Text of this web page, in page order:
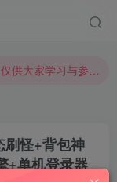
公告。
本网站的文章部分内容可能来源于网络，仅供大家学习与参考，如有侵权，请联系站长QQ466107887进行删除处理。
刷怪+背包神
+单机登录器